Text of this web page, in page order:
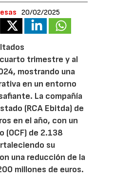
20/02/2025
trimestre y al
mostrando una
en un entorno
La compañía
(RCA Ebitda) de
en el año, con un
(OCF) de 2.138
su
una reducción de la
millones de euros.